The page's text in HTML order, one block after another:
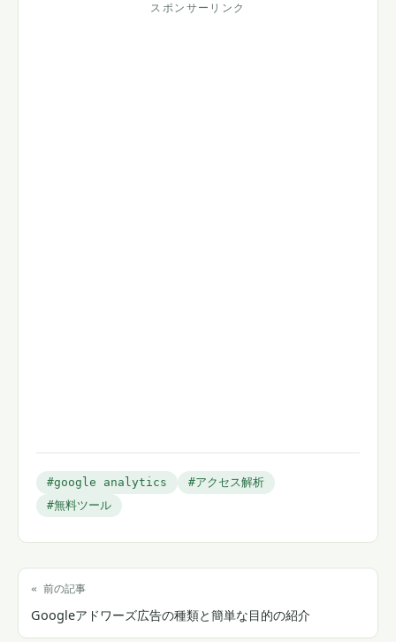
スポンサーリンク
#google analytics
#アクセス解析
#無料ツール
« 前の記事
Googleアドワーズ広告の種類と簡単な目的の紹介